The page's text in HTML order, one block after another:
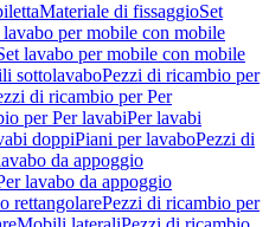
Materiale di fissaggioSet
lavabo per mobile con mobile
lavabo per mobile con mobile
sottolavaboPezzi di ricambio per
di ricambio per Per
per Per lavabiPer lavabi
doppiPiani per lavaboPezzi di
da appoggio
lavabo da appoggio
rettangolarePezzi di ricambio per